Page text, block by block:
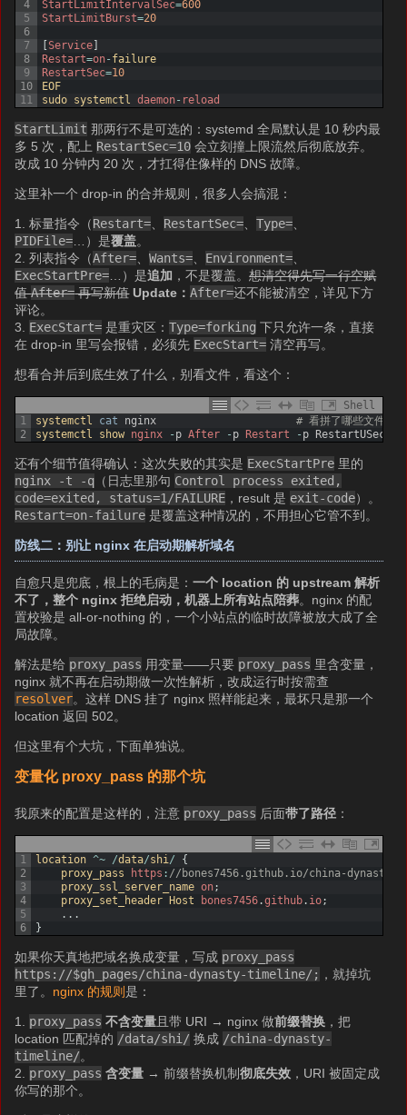
4
5
6
7
8
9
10
11
StartLimitIntervalSec=600
StartLimitBurst=20
[Service]
Restart=on-failure
RestartSec=10
EOF
sudo systemctl daemon- reload
StartLimit 那两行不是可选的：systemd 全局默认是 10 秒内最
多 5 次，配上 RestartSec=10 会立刻撞上限流然后彻底放弃。
改成 10 分钟内 20 次，才扛得住像样的 DNS 故障。
这里补一个 drop-in 的合并规则，很多人会搞混：
1. 标量指令（Restart= RestartSec= 、Type=
PIDFile= …）是覆盖。
2. 列表指令（After= 、Wants= Environment=
ExecStartPre= …）是追加 ，不是覆盖。想清空得先写一行空赋
值After=再写新值 Update：After=还不能被清空，详见下方
评论。
3. ExecStart= 是重灾区：Type=forking 下只允许一条，直接
在 drop-in 里写会报错，必须先 ExecStart= 清空再写。
想看合并后到底生效了什么，别看文件，看这个：
Shell
1
2
systemctl cat nginx
# 看拼了哪些文件
systemctl show nginx -p After -p Restart -p RestartUSec
还有个细节值得确认：这次失败的其实是 ExecStartPre 里的
nginx -t -q （日志里那句 Control process exited,
code=exited, status=1/FAILURE ，result 是 exit-code）。
Restart=on-failure 是覆盖这种情况的，不用担心它管不到。
防线二：别让 nginx 在启动期解析域名
自愈只是兜底，根上的毛病是：一个 location 的 upstream 解析
不了，整个 nginx 拒绝启动，机器上所有站点陪葬。nginx 的配
置校验是 all-or-nothing 的，一个小站点的临时故障被放大成了全
局故障。
解法是给 proxy_pass 用变量——只要 proxy_pass 里含变量，
nginx 就不再在启动期做一次性解析，改成运行时按需查
resolver。这样 DNS 挂了 nginx 照样能起来，最坏只是那一个
location 返回 502。
但这里有个大坑，下面单独说。
变量化 proxy_pass 的那个坑
我原来的配置是这样的，注意 proxy_pass 后面带了路径 ：
1
2
3
4
5
6
location ^~ /data/shi /
{
proxy_pass
https : //bones7456.github.io/china-
proxy_ssl_server_name on;
proxy_set_header Host bones7456.github. io;
. . .
}
如果你天真地把域名换成变量，写成 proxy_pass
https://$gh_pages/china-dynasty-timeline/; ，就掉坑
里了。 nginx 的规则是：
1. proxy_pass 不含变量且带 URI → nginx 做前缀替换 ，把
location 匹配掉的 /data/shi/ 换成 /china-dynasty-
timeline/。
2. proxy_pass 含变量 → 前缀替换机制彻底失效 ，URI 被固定成
你写的那个。